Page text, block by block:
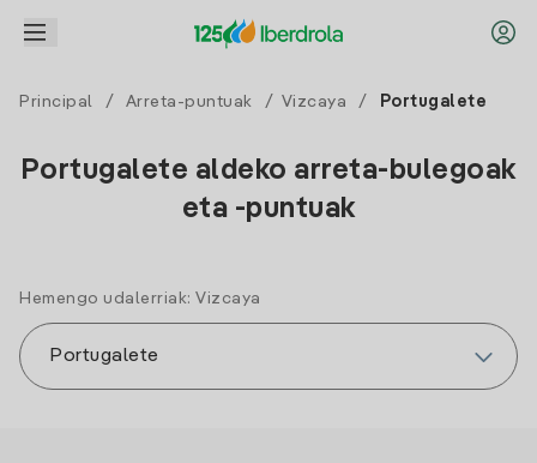
Principal / Arreta-puntuak / Vizcaya / Portugalete
Portugalete aldeko arreta-bulegoak
eta -puntuak
Hemengo udalerriak: Vizcaya